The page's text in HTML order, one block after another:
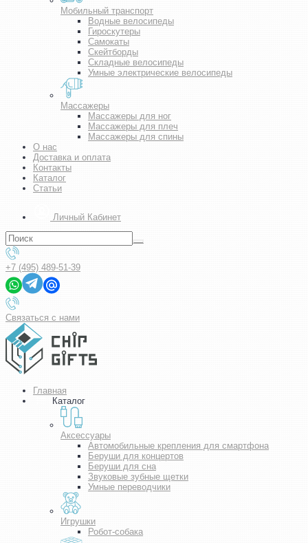
Мобильный транспорт
Водные велосипеды
Гироскутеры
Самокаты
Скейтборды
Складные велосипеды
Умные электрические велосипеды
Массажеры
Массажеры для ног
Массажеры для плеч
Массажеры для спины
О нас
Доставка и оплата
Контакты
Каталог
Статьи
Личный Кабинет
+7 (495) 489-51-39
Связаться с нами
Главная
Каталог
Аксессуары
Автомобильные крепления для смартфона
Беруши для концертов
Беруши для сна
Звуковые зубные щетки
Умные переводчики
Игрушки
Робот-собака